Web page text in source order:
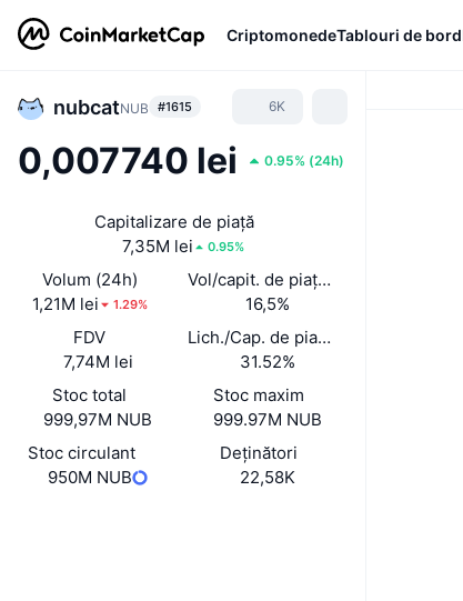
CriptomonedeTablouri de bord
nubcatNUB #1615 6K
0,007740 lei 0.95% (24h)
Capitalizare de piață
7,35M lei
0.95%
Volum (24h)
1,21M lei
1.29%
Vol/capit. de piață (24 h)
16,5%
FDV
7,74M lei
Lich./Cap. de piață
31.52%
Stoc total
999,97M NUB
Stoc maxim
999.97M NUB
Stoc circulant
950M NUB
Deținători
22,58K